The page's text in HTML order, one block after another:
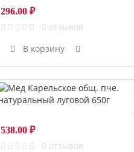
296.00 ₽
0 отзывов
В корзину
538.00 ₽
0 отзывов